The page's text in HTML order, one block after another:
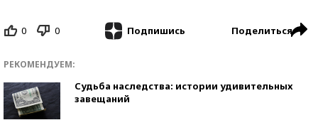
0 0 Подпишись Поделиться
РЕКОМЕНДУЕМ:
Судьба наследства: истории удивительных
завещаний